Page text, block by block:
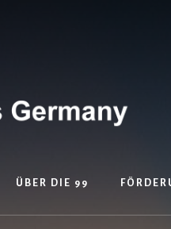
ÜBER DIE 99